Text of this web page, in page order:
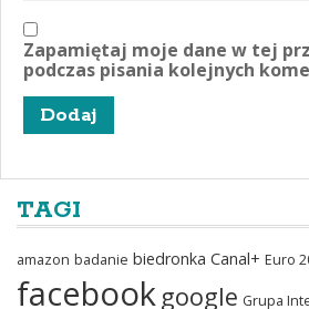
Zapamiętaj moje dane w tej
podczas pisania kolejnych
TAGI
amazon badanie biedronka Canal+ Euro
facebook google Grupa